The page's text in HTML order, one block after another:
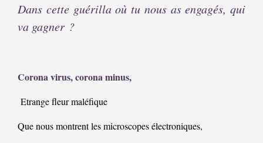
Dans cette guérilla où tu nous as engagés, qui
va gagner ?
Corona virus, corona minus,
Etrange fleur maléfique
Que nous montrent les microscopes électroniques,